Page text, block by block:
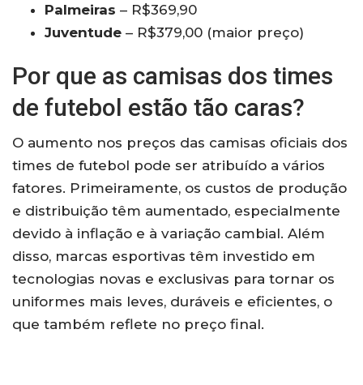
Palmeiras – R$369,90
Juventude – R$379,00 (maior preço)
Por que as camisas dos times
de futebol estão tão caras?
O aumento nos preços das camisas oficiais dos
times de futebol pode ser atribuído a vários
fatores. Primeiramente, os custos de produção
e distribuição têm aumentado, especialmente
devido à inflação e à variação cambial. Além
disso, marcas esportivas têm investido em
tecnologias novas e exclusivas para tornar os
uniformes mais leves, duráveis e eficientes, o
que também reflete no preço final.